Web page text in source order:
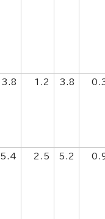
3.8 1.2 3.8
5.4 2.5 5.2